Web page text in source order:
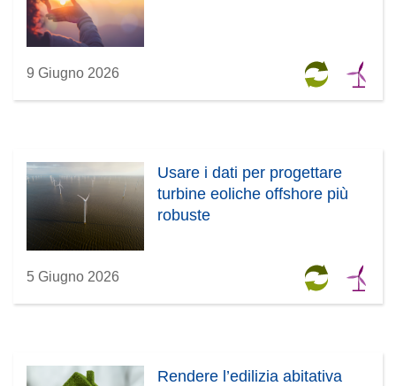
9 Giugno 2026
Usare i dati per progettare
turbine eoliche offshore più
robuste
5 Giugno 2026
Rendere l’edilizia abitativa